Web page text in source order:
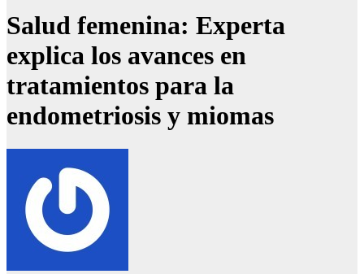
Salud femenina: Experta
explica los avances en
tratamientos para la
endometriosis y miomas